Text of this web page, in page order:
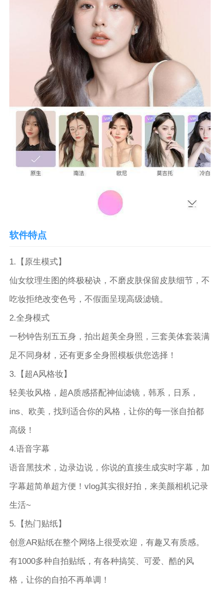
软件特点
1.【原生模式】
仙女纹理生图的终极秘诀，不磨皮肤保留皮肤细节，不
吃妆拒绝改变色号，不假面呈现高级滤镜。
2.全身模式
一秒钟告别五五身，拍出超美全身照，三套美体套装满
足不同身材，还有更多全身照模板供您选择！
3.【超A风格妆】
轻美妆风格，超A质感搭配神仙滤镜，韩系，日系，
ins、欧美，找到适合你的风格，让你的每一张自拍都
高级！
4.语音字幕
语音黑技术，边录边说，你说的直接生成实时字幕，加
字幕超简单超方便！vlog其实很好拍，来美颜相机记录
生活~
5.【热门贴纸】
创意AR贴纸在整个网络上很受欢迎，有趣又有质感。
有1000多种自拍贴纸，有各种搞笑、可爱、酷的风
格，让你的自拍不再单调！